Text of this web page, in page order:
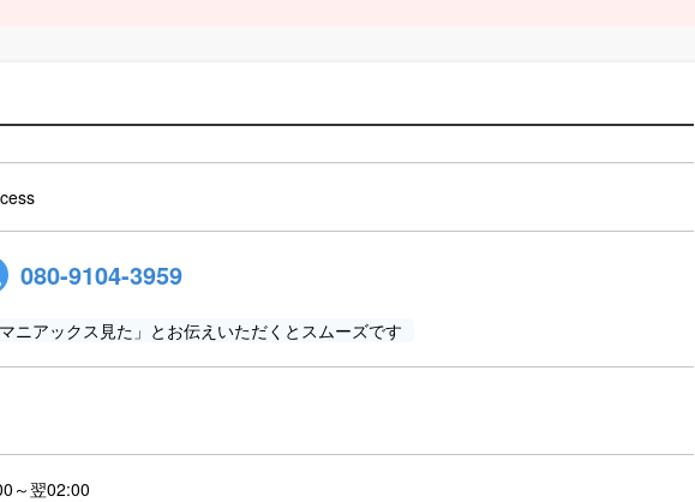
080-9104-3959
マニアックス見た」とお伝えいただくとスムーズです
～翌02:00